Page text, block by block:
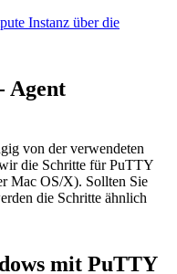
Instanz über die
Agent
von der verwendeten
die Schritte für PuTTY
Mac OS/X). Sollten Sie
die Schritte ähnlich
mit PuTTY